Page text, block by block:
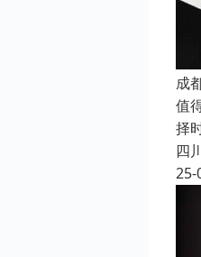
成
值
择
四
25-